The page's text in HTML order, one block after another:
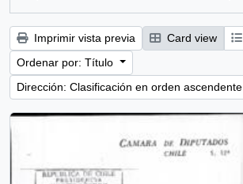
Imprimir vista previa Card view
Ordenar por: Título
Dirección: Clasificación en orden ascendente